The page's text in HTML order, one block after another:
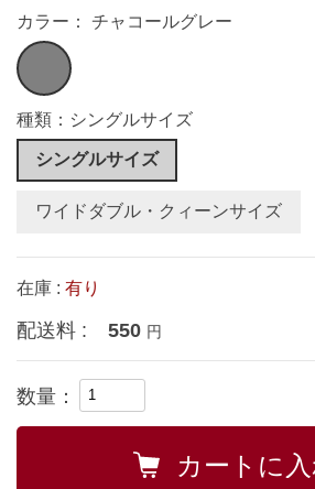
カラー： チャコールグレー
種類：シングルサイズ
シングルサイズ
ワイドダブル・クィーンサイズ
在庫 : 有り
配送料 : 550 円
数量：